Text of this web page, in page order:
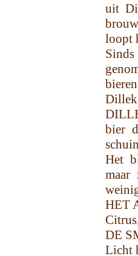
uit
loopt
bier
Het
HET
DE
Licht